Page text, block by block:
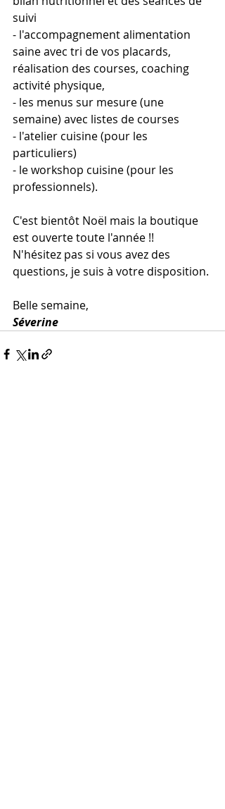
suivi
- l'accompagnement alimentation
saine avec tri de vos placards,
réalisation des courses, coaching
activité physique,
- les menus sur mesure (une
semaine) avec listes de courses
- l'atelier cuisine (pour les
particuliers)
- le workshop cuisine (pour les
professionnels).
C'est bientôt Noël mais la boutique
est ouverte toute l'année !!
N'hésitez pas si vous avez des
questions, je suis à votre disposition.
Belle semaine,
Séverine